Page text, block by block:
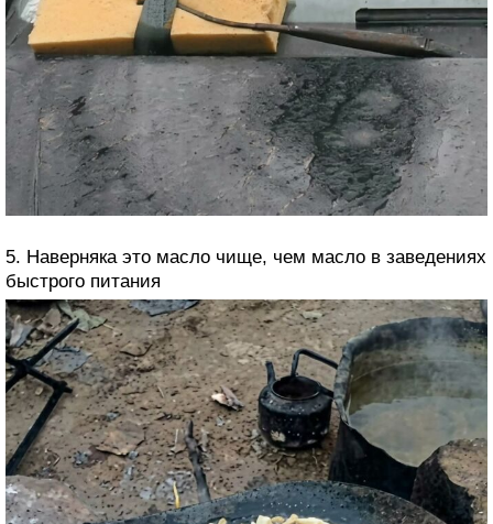
5. Наверняка это масло чище, чем масло в заведениях
быстрого питания